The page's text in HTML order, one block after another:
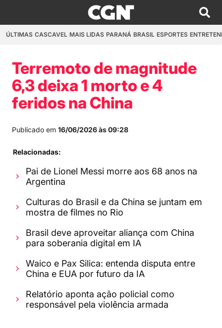
ÚLTIMAS CASCAVEL MAIS LIDAS PARANÁ BRASIL ESPORTES
Terremoto de magnitude
6,3 deixa 1 morto e 4
feridos na China
Publicado em 16/06/2026 às 09:28
Relacionadas:
Pai de Lionel Messi morre aos 68 anos na
Argentina
Culturas do Brasil e da China se juntam em
mostra de filmes no Rio
Brasil deve aproveitar aliança com China
para soberania digital em IA
Waico e Pax Silica: entenda disputa entre
China e EUA por futuro da IA
Relatório aponta ação policial como
responsável pela violência armada